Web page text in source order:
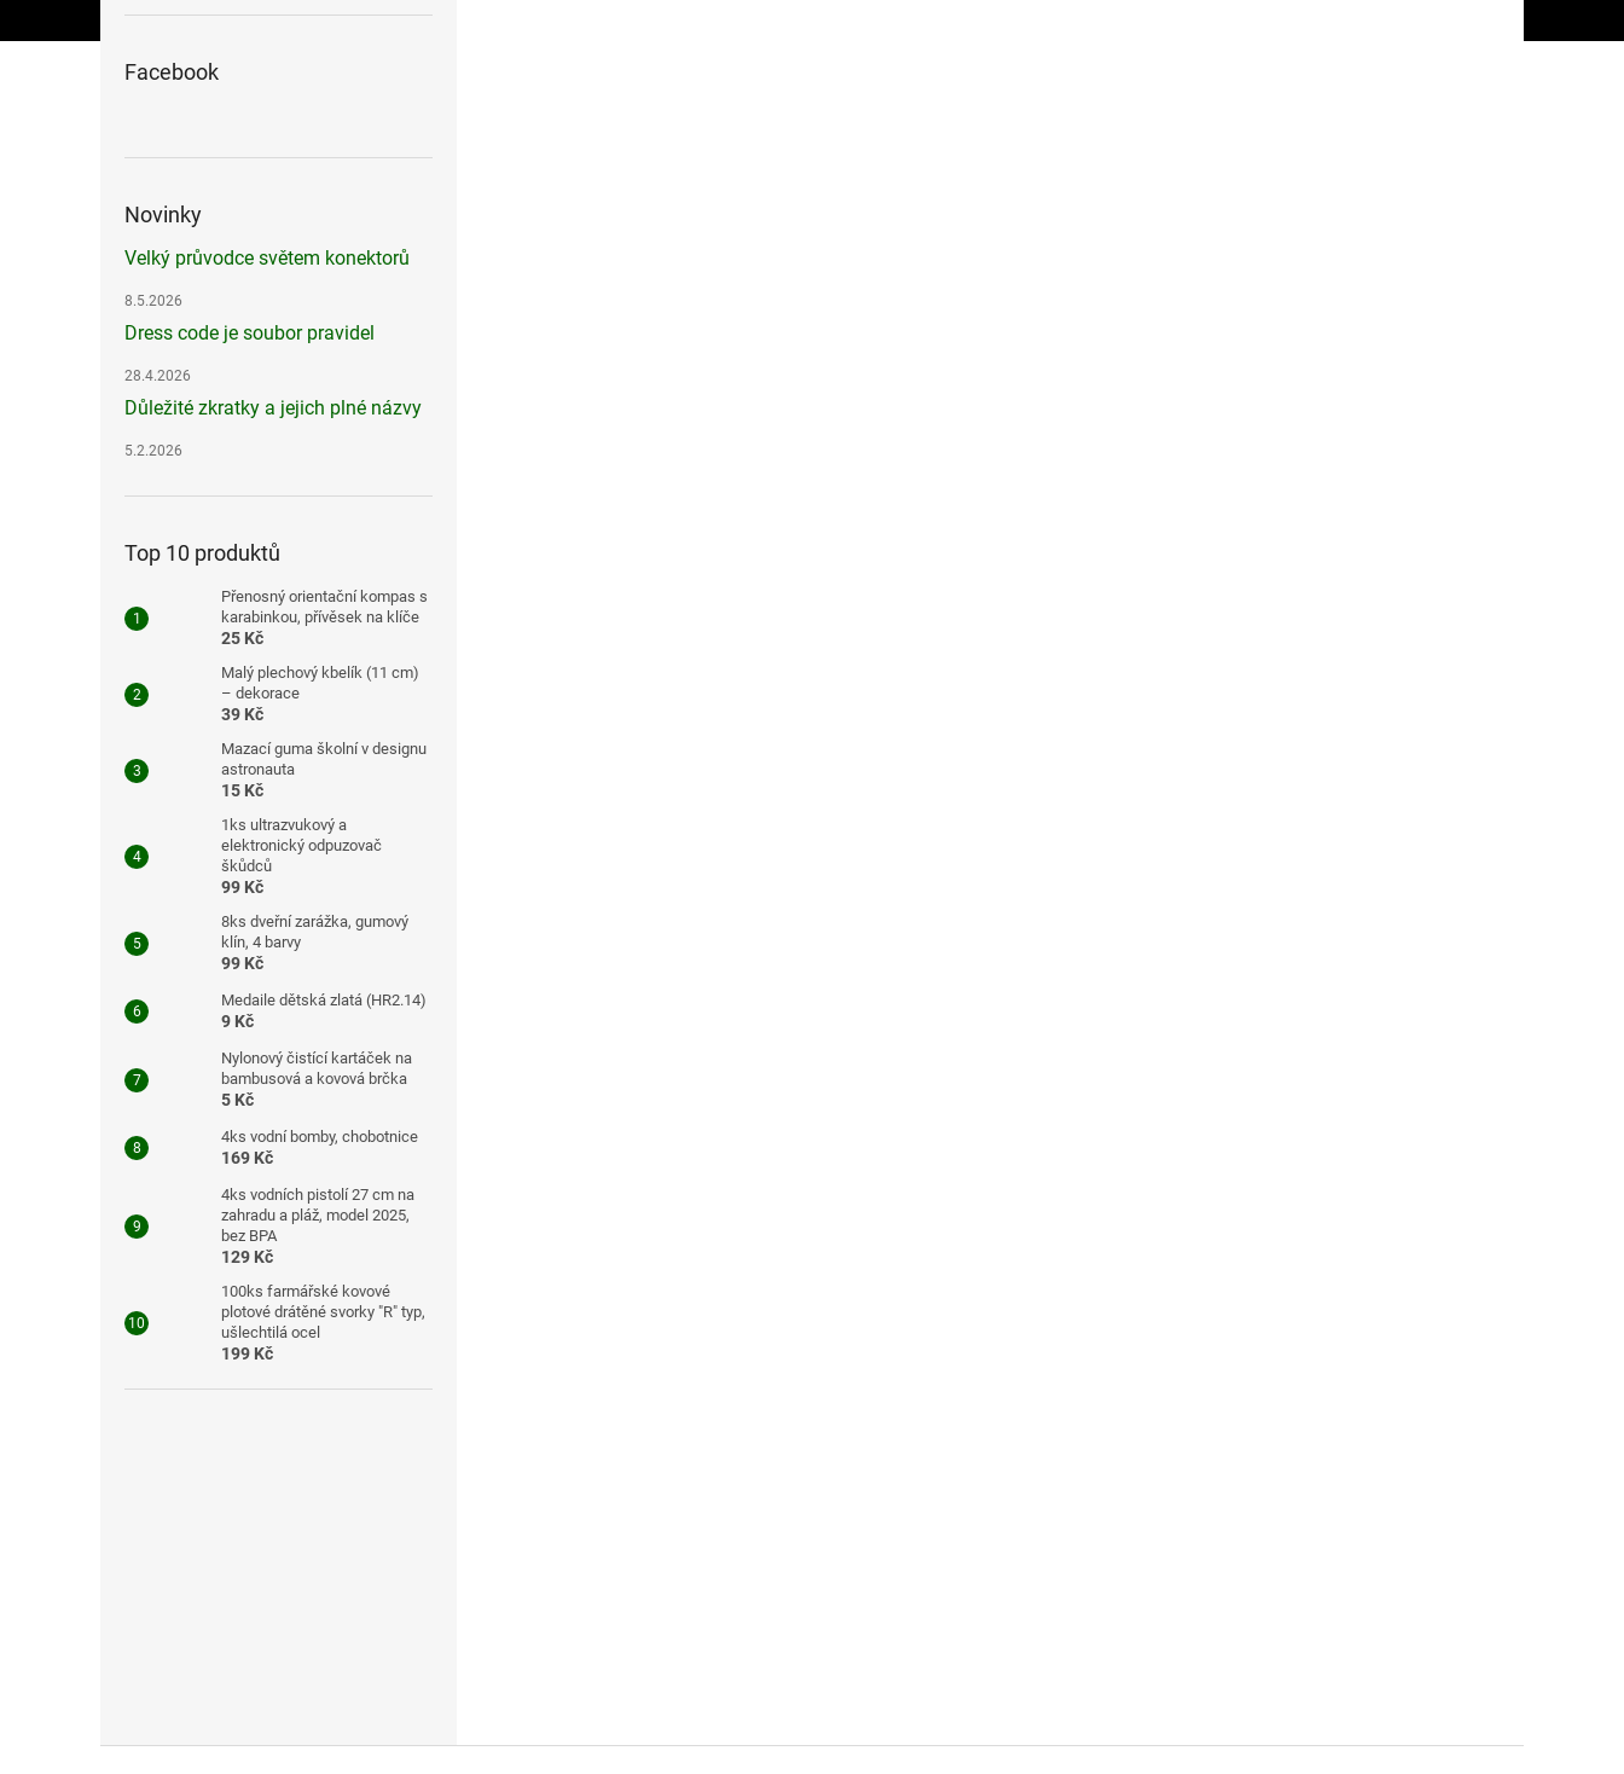
Facebook
Novinky
Velký průvodce světem konektorů
8.5.2026
Dress code je soubor pravidel
28.4.2026
Důležité zkratky a jejich plné názvy
5.2.2026
Top 10 produktů
Přenosný orientační kompas s
karabinkou, přívěsek na klíče
25 Kč
Malý plechový kbelík (11 cm)
– dekorace
39 Kč
Mazací guma školní v designu
astronauta
15 Kč
1ks ultrazvukový a
elektronický odpuzovač
škůdců
99 Kč
8ks dveřní zarážka, gumový
klín, 4 barvy
99 Kč
Medaile dětská zlatá (HR2.14)
9 Kč
Nylonový čistící kartáček na
bambusová a kovová brčka
5 Kč
4ks vodní bomby, chobotnice
169 Kč
4ks vodních pistolí 27 cm na
zahradu a pláž, model 2025,
bez BPA
129 Kč
100ks farmářské kovové
plotové drátěné svorky "R" typ,
ušlechtilá ocel
199 Kč